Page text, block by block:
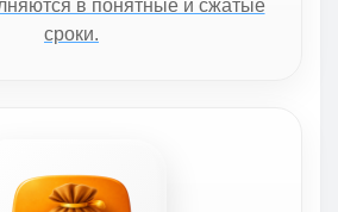
в понятные и сжатые
сроки.